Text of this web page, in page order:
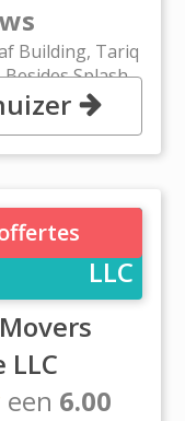
Building, Tariq
Splash
Maktoum
LLC
een 6.00